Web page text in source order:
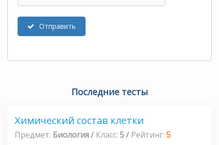
Отправить
Последние тесты
Химический состав клетки
Предмет: Биология/ Класс: 5/ Рейтинг: 5